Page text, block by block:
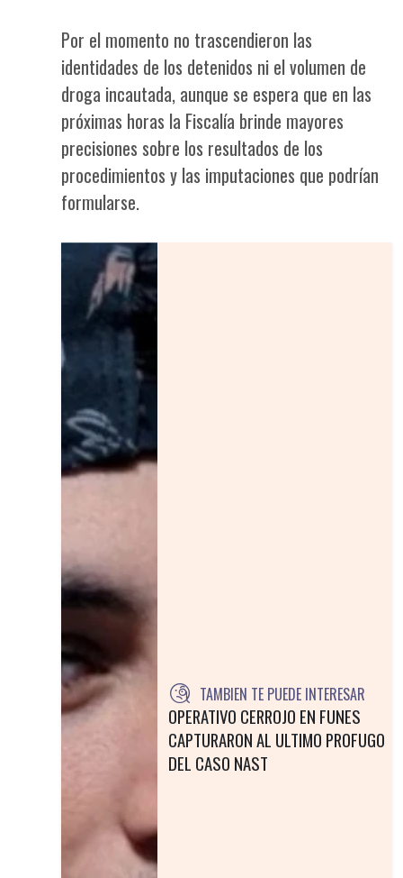
Por el momento no trascendieron las
identidades de los detenidos ni el volumen de
droga incautada, aunque se espera que en las
próximas horas la Fiscalía brinde mayores
precisiones sobre los resultados de los
procedimientos y las imputaciones que podrían
formularse.
TAMBIEN TE PUEDE INTERESAR
OPERATIVO CERROJO EN FUNES
CAPTURARON AL ULTIMO PROFUGO
DEL CASO NAST